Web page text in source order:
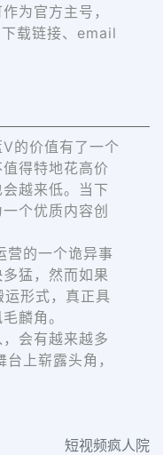
为官方主号，
载链接、email
的价值有了一个
得特地花高价
越来低。当下
个优质内容创
营的一个诡异事
猛，然而如果
形式，真正具
麟角。
会有越来越多
上崭露头角，
短视频疯人院